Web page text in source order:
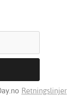
Retningslinjer